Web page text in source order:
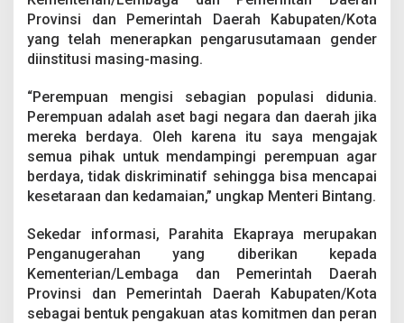
R
I
Provinsi dan Pemerintah Daerah Kabupaten/Kota
yang telah menerapkan pengarusutamaan gender
diinstitusi masing-masing.
“Perempuan mengisi sebagian populasi didunia.
Perempuan adalah aset bagi negara dan daerah jika
mereka berdaya. Oleh karena itu saya mengajak
semua pihak untuk mendampingi perempuan agar
berdaya, tidak diskriminatif sehingga bisa mencapai
kesetaraan dan kedamaian,” ungkap Menteri Bintang.
Sekedar informasi, Parahita Ekapraya merupakan
Penganugerahan yang diberikan kepada
Kementerian/Lembaga dan Pemerintah Daerah
Provinsi dan Pemerintah Daerah Kabupaten/Kota
sebagai bentuk pengakuan atas komitmen dan peran